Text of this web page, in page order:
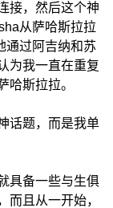
接，然后这个神
从萨哈斯拉拉
通过阿吉纳和苏
为我一直在重复
哈斯拉拉。
话题，而是我单
具备一些与生俱
而且从一开始，